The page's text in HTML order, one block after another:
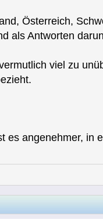
Österreich,
als Antworten
viel zu
angenehmer, in